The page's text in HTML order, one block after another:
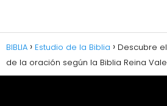
BIBLIA Estudio de la Biblia
Descubre
de la oración según la Biblia Reina